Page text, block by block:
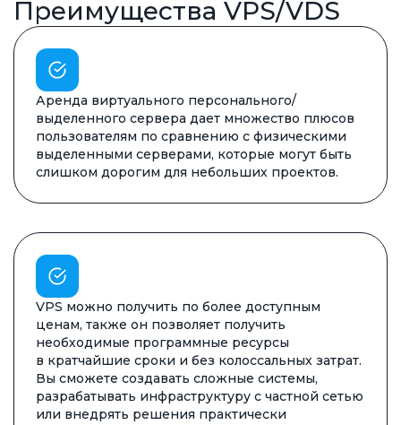
Преимущества VPS/VDS
Аренда виртуального персонального/
выделенного сервера дает множество плюсов
пользователям по сравнению с физическими
выделенными серверами, которые могут быть
слишком дорогим для небольших проектов.
VPS можно получить по более доступным
ценам, также он позволяет получить
необходимые программные ресурсы
в кратчайшие сроки и без колоссальных затрат.
Вы сможете создавать сложные системы,
разрабатывать инфраструктуру с частной сетью
или внедрять решения практически